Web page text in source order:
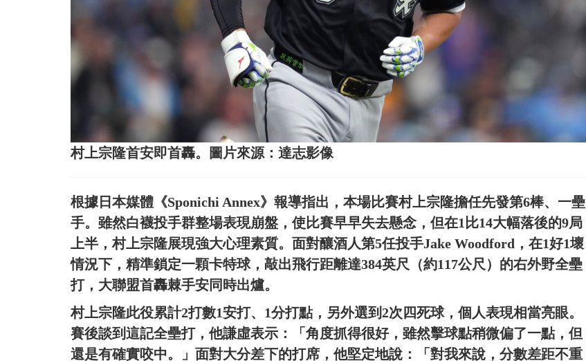
村上宗隆首安即首轟。圖片來源：達志影像
根據日本媒體《Sponichi Annex》報導指出，本場比賽村上宗隆擔任先發第6棒、一壘
手。雖然白襪投手群整場表現崩盤，使比賽早早失去懸念，但在1比14大幅落後的9局
上半，村上宗隆展現強大心理素質。面對釀酒人第5任投手Jake Woodford，在1好1壞
情況下，精準鎖定一顆卡特球，敲出飛行距離達384英尺（約117公尺）的右外野全壘
打，大聯盟首轟棘手安同時出爐。
村上宗隆此役累計2打數1安打、1分打點，另外選到2次四死球，個人表現相當亮眼。
賽後談到這記全壘打，他謙虛表示：「角度抓得很好，雖然擊球點稍微偏了一點，但
還是有確實咬中。」面對大分差下的打席，他堅定地說：「對我來說，分數差距不重